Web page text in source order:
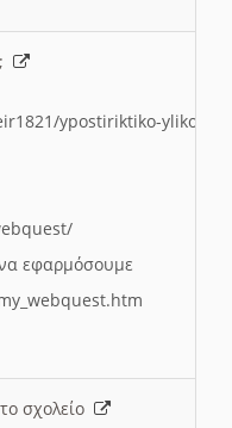
ypostiriktiko-yliko/
εφαρμόσουμε
σχολείο